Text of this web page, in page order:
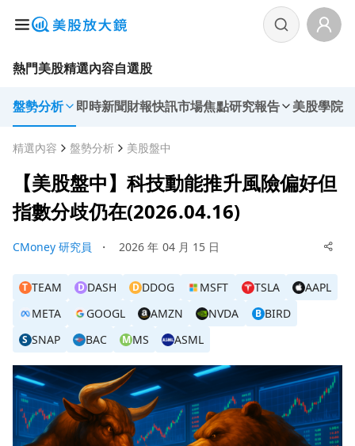
熱門美股精選內容自選股
盤勢分析 即時新聞財報快訊市場焦點研究報告 美股學院
精選內容 盤勢分析 美股盤中
【美股盤中】科技動能推升風險偏好但
指數分歧仍在(2026.04.16)
CMoney 研究員 ・ 2026 年 04 月 15 日
T TEAM D DASH D DDOG MSFT TSLA
AAPL
META
GOOGL AMZN NVDA B BIRD
S SNAP BAC MMS ASML